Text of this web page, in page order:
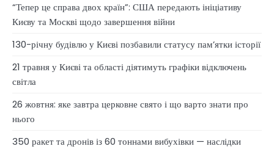
“Тепер це справа двох країн”: США передають ініціативу
Києву та Москві щодо завершення війни
130-річну будівлю у Києві позбавили статусу памʼятки історії
21 травня у Києві та області діятимуть графіки відключень
світла
26 жовтня: яке завтра церковне свято і що варто знати про
нього
350 ракет та дронів із 60 тоннами вибухівки — наслідки